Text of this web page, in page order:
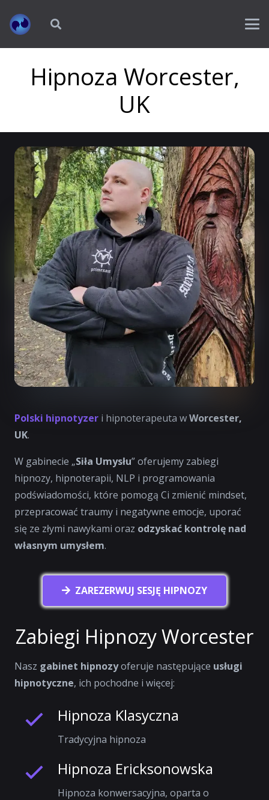
Hipnoza Worcester,
UK
Polski hipnotyzer i hipnoterapeuta wWorcester,
UK.
W gabinecie „Siła Umysłu” oferujemy zabiegi
hipnozy, hipnoterapii, NLP i programowania
podświadomości, które pomogą Ci zmienić mindset,
przepracować traumy i negatywne emocje, uporać
się ze złymi nawykami oraz odzyskać kontrolę nad
własnym umysłem.
ZAREZERWUJ SESJĘ HIPNOZY
Zabiegi Hipnozy Worcester
Nasz gabinet hipnozyoferuje następujące usługi
hipnotyczne, ich pochodne i więcej:
Hipnoza Klasyczna
Tradycyjna hipnoza
Hipnoza Ericksonowska
Hipnoza konwersacyjna, oparta o